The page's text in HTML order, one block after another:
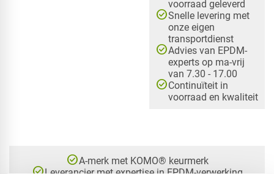
voorraad geleverd
check_circleSnelle levering met
onze eigen
transportdienst
check_circleAdvies van EPDM-
experts op ma-vrij
van 7.30 - 17.00
check_circleContinuïteit in
voorraad en kwaliteit
check_circleA-merk met KOMO® keurmerk